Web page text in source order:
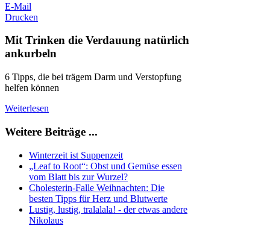
E-Mail
Drucken
Mit Trinken die Verdauung natürlich
ankurbeln
6 Tipps, die bei trägem Darm und Verstopfung
helfen können
Weiterlesen
Weitere Beiträge ...
Winterzeit ist Suppenzeit
„Leaf to Root“: Obst und Gemüse essen
vom Blatt bis zur Wurzel?
Cholesterin-Falle Weihnachten: Die
besten Tipps für Herz und Blutwerte
Lustig, lustig, tralalala! - der etwas andere
Nikolaus